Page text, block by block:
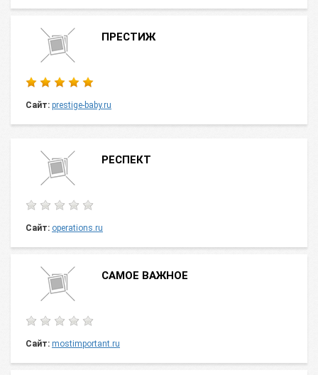
ПРЕСТИЖ
Сайт: prestige-baby.ru
РЕСПЕКТ
Сайт: operations.ru
САМОЕ ВАЖНОЕ
Сайт: mostimportant.ru